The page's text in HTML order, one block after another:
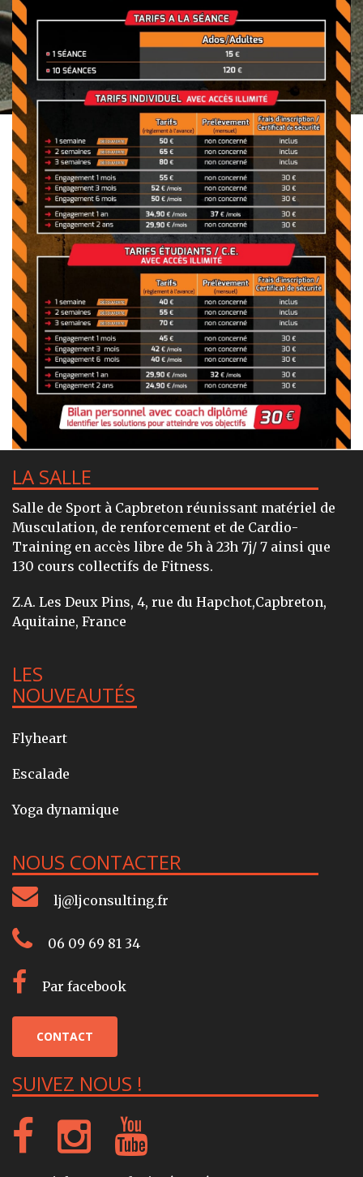
LA SALLE
Salle de Sport à Capbreton réunissant matériel de
Musculation, de renforcement et de Cardio-
Training en accès libre de 5h à 23h 7j/ 7 ainsi que
130 cours collectifs de Fitness.
Z.A. Les Deux Pins, 4, rue du Hapchot,Capbreton,
Aquitaine, France
LES
NOUVEAUTÉS
Flyheart
Escalade
Yoga dynamique
NOUS CONTACTER
lj@ljconsulting.fr
06 09 69 81 34
Par facebook
CONTACT
SUIVEZ NOUS !